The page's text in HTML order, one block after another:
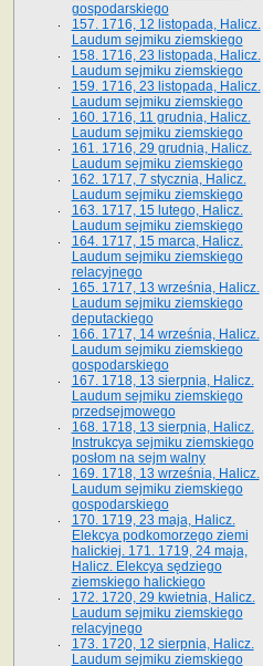
gospodarskiego
157. 1716, 12 listopada, Halicz.
Laudum sejmiku ziemskiego
158. 1716, 23 listopada, Halicz.
Laudum sejmiku ziemskiego
159. 1716, 23 listopada, Halicz.
Laudum sejmiku ziemskiego
160. 1716, 11 grudnia, Halicz.
Laudum sejmiku ziemskiego
161. 1716, 29 grudnia, Halicz.
Laudum sejmiku ziemskiego
162. 1717, 7 stycznia, Halicz.
Laudum sejmiku ziemskiego
163. 1717, 15 lutego, Halicz.
Laudum sejmiku ziemskiego
164. 1717, 15 marca, Halicz.
Laudum sejmiku ziemskiego
relacyjnego
165. 1717, 13 września, Halicz.
Laudum sejmiku ziemskiego
deputackiego
166. 1717, 14 września, Halicz.
Laudum sejmiku ziemskiego
gospodarskiego
167. 1718, 13 sierpnia, Halicz.
Laudum sejmiku ziemskiego
przedsejmowego
168. 1718, 13 sierpnia, Halicz.
Instrukcya sejmiku ziemskiego
posłom na sejm walny
169. 1718, 13 września, Halicz.
Laudum sejmiku ziemskiego
gospodarskiego
170. 1719, 23 maja, Halicz.
Elekcya podkomorzego ziemi
halickiej. 171. 1719, 24 maja,
Halicz. Elekcya sędziego
ziemskiego halickiego
172. 1720, 29 kwietnia, Halicz.
Laudum sejmiku ziemskiego
relacyjnego
173. 1720, 12 sierpnia, Halicz.
Laudum sejmiku ziemskiego